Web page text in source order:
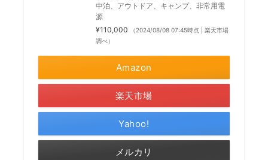
中泊、アウトドア、キャンプ、非常用電
源
¥110,000
（2024/08/08 07:45時点 | 楽天市場
調べ）
Amazon
楽天市場
Yahoo!
メルカリ